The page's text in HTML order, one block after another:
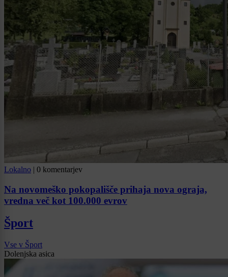
Lokalno | 0 komentarjev
Na novomeško pokopališče prihaja nova ograja,
vredna več kot 100.000 evrov
Šport
Vse v Šport
Dolenjska asica